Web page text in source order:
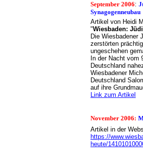
September 2006:
Synagogenneubau
Artikel von Heidi
"Wiesbaden:
Die Wiesbadener
zerstörten
ungeschehen
In der Nacht vom
Deutschland
Wiesbadener
Deutschland
auf ihre
Link zum Artikel
November 2006:
Artikel in der
https://
heute/